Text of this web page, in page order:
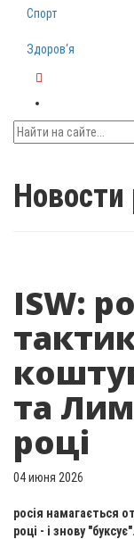
Спорт
Здоров‘я
Новости
ISW:
та
році
04 июня 2026
росія намагається
році - і знову